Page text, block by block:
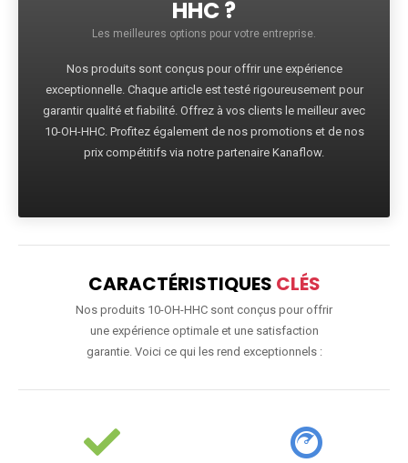
HHC ?
Les meilleures options pour votre entreprise.
Nos produits sont conçus pour offrir une expérience
exceptionnelle. Chaque article est testé rigoureusement pour
garantir qualité et fiabilité. Offrez à vos clients le meilleur avec
10-OH-HHC. Profitez également de nos promotions et de nos
prix compétitifs via notre partenaire Kanaflow.
CARACTÉRISTIQUES CLÉS
Nos produits 10-OH-HHC sont conçus pour offrir
une expérience optimale et une satisfaction
garantie. Voici ce qui les rend exceptionnels :